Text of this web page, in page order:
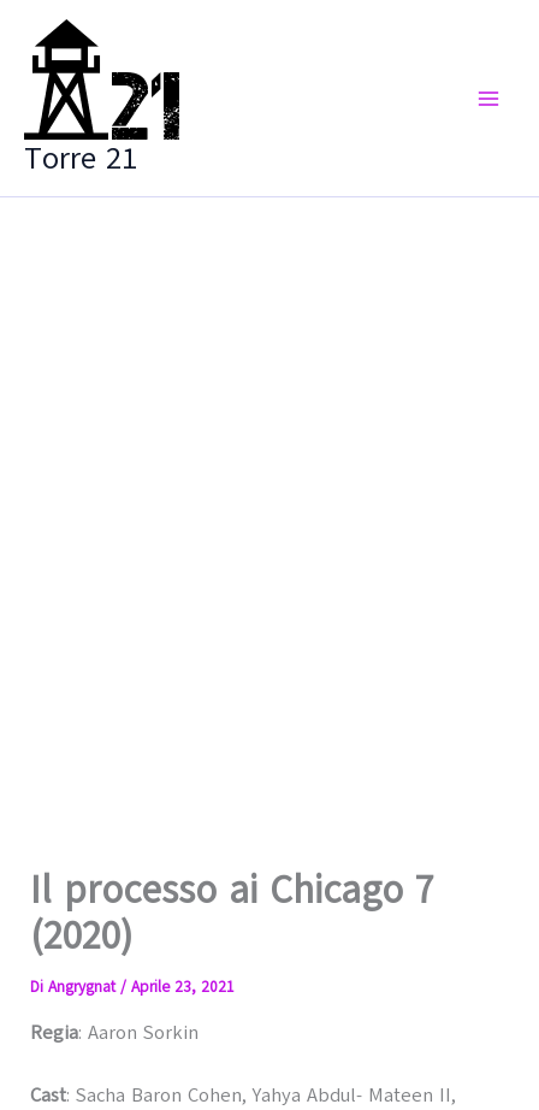
contenuto
Torre 21
Il processo ai Chicago 7
(2020)
Di Angrygnat/ Aprile 23, 2021
Regia: Aaron Sorkin
Cast: Sacha Baron Cohen, Yahya Abdul- Mateen II,